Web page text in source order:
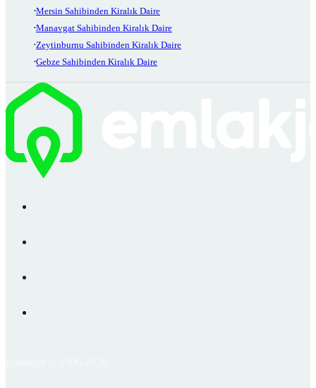
Mersin Sahibinden Kiralık Daire
Manavgat Sahibinden Kiralık Daire
Zeytinburnu Sahibinden Kiralık Daire
Gebze Sahibinden Kiralık Daire